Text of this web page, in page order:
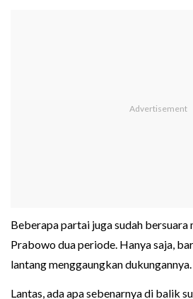
Beberapa partai juga sudah bersuara
Prabowo dua periode. Hanya saja,
lantang menggaungkan dukungannya.
Lantas, ada apa sebenarnya di balik